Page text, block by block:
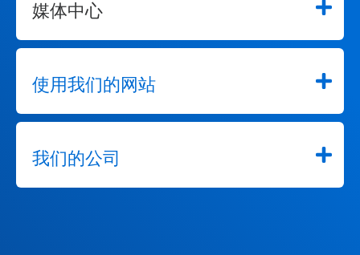
媒体中心
使用我们的网站
我们的公司